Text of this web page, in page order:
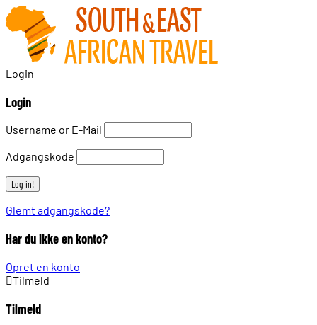
Login
Login
Username or E-Mail
Adgangskode
Glemt adgangskode?
Har du ikke en konto?
Opret en konto
Tilmeld
Tilmeld